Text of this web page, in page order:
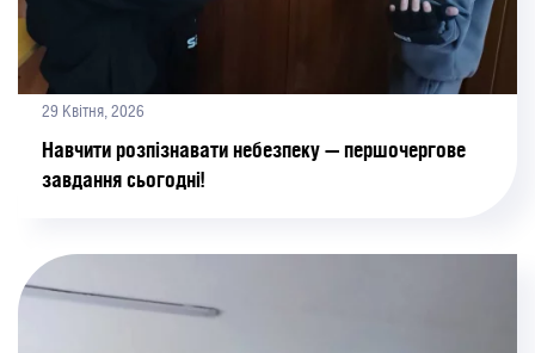
29 Квітня, 2026
Навчити розпізнавати небезпеку — першочергове
завдання сьогодні!